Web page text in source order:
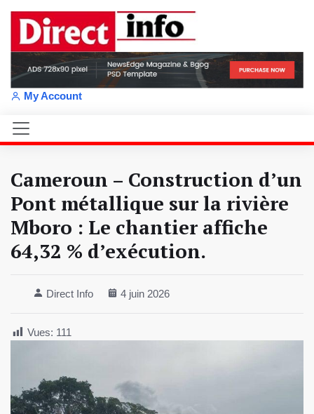
My Account
Cameroun – Construction d’un
Pont métallique sur la rivière
Mboro : Le chantier affiche
64,32 % d’exécution.
Direct Info 4 juin 2026
Vues: 111